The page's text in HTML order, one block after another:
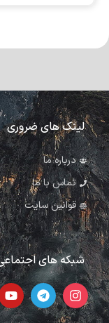
لینک های ضروری
درباره ما
تماس با ما
قوانین سایت
شبکه های